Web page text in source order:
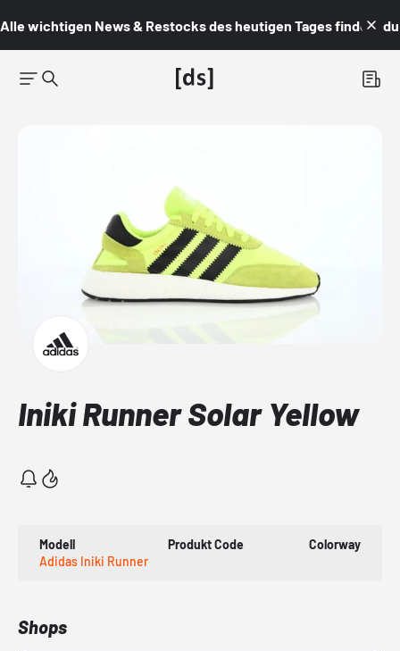
Alle wichtigen News & Restocks des heutigen Tages findest du
Iniki Runner Solar Yellow
Modell
Adidas Iniki Runner
Produkt Code Colorway
Shops